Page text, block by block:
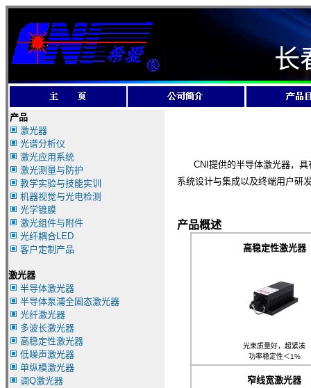
长
产品
激光器
光谱分析仪
激光应用系统
激光测量与防护
教学实验与技能实训
机器视觉与光电检测
光学镀膜
激光组件与附件
光纤耦合LED
客户定制产品
激光器
半导体激光器
半导体泵浦全固态激光器
光纤激光器
多波长激光器
高稳定性激光器
低噪声激光器
单纵模激光器
调Q激光器
CNI提供的半导体激光器，具
系统设计与集成以及终端用户研
产品概述
高稳定性激光器
光束质量好，超紧凑
功率稳定性＜1%
窄线宽激光器